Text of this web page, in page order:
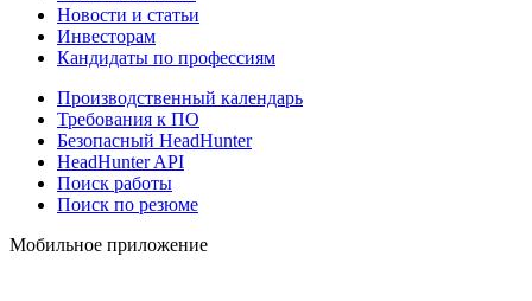
Новости и статьи
Инвесторам
Кандидаты по профессиям
Производственный календарь
Требования к ПО
Безопасный HeadHunter
HeadHunter API
Поиск работы
Поиск по резюме
Мобильное приложение